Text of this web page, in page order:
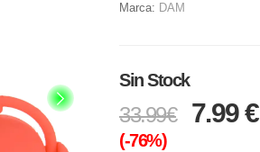
Marca: DAM
Sin Stock
33.99€ 7.99 €
(-76%)